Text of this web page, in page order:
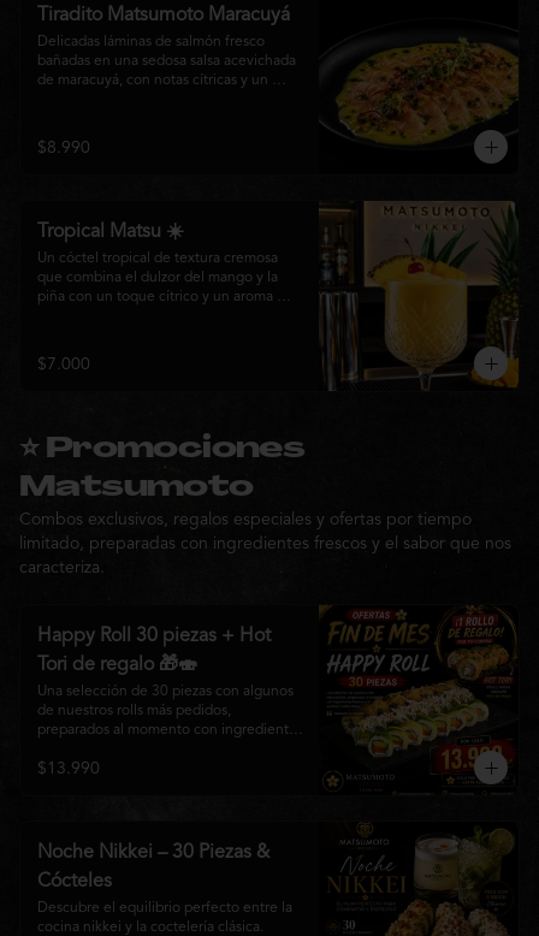
Tiradito Matsumoto Maracuyá
Delicadas láminas de salmón fresco
bañadas en una sedosa salsa acevichada
de maracuyá, con notas cítricas y un
de ají rojo, aceite de cilantro, brotes
frescos y pimienta recién molida. Un
$8.990
Tropical Matsu ☀️
Un cóctel tropical de textura cremosa
que combina el dulzor del mango y la
piña con un toque cítrico y un aroma
nikkei de Matsumoto.
$7.000
⭐ Promociones
Matsumoto
Combos exclusivos, regalos especiales y ofertas por tiempo
limitado, preparadas con ingredientes frescos y el sabor que nos
caracteriza.
Happy Roll 30 piezas + Hot
Tori de regalo 🎁🍣
Una selección de 30 piezas con algunos
de nuestros rolls más pedidos,
preparados al momento con ingredientes
Matsumoto Nikkei. Una promoción
Incluye un Hot Tori de regalo (10 piezas):
crema y cebollín, frito en panko hasta
obtener un dorado perfecto y una
textura irresistible.
$13.990
Noche Nikkei – 30 Piezas &
Cócteles
Descubre el equilibrio perfecto entre la
cocina nikkei y la coctelería clásica.